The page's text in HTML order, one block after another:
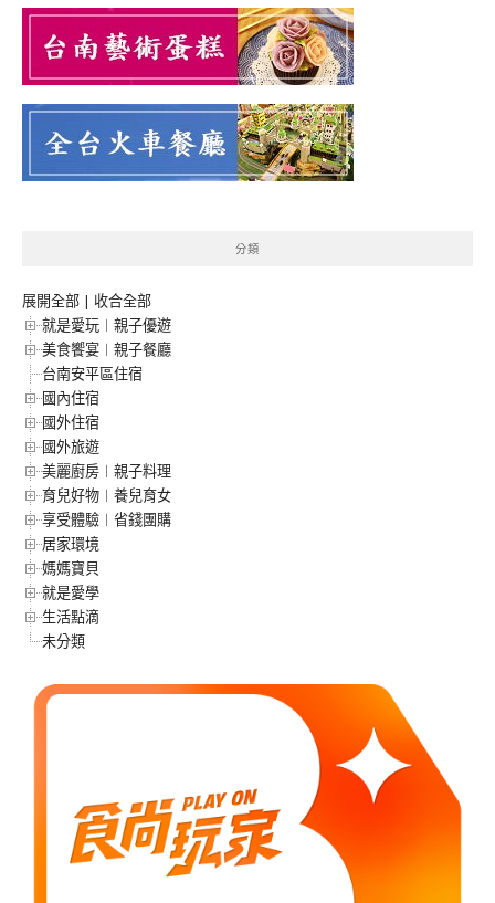
分類
展開全部 | 收合全部
就是愛玩︱親子優遊
美食饗宴︱親子餐廳
台南安平區住宿
國內住宿
國外住宿
國外旅遊
美麗廚房︱親子料理
育兒好物︱養兒育女
享受體驗︱省錢團購
居家環境
媽媽寶貝
就是愛學
生活點滴
未分類